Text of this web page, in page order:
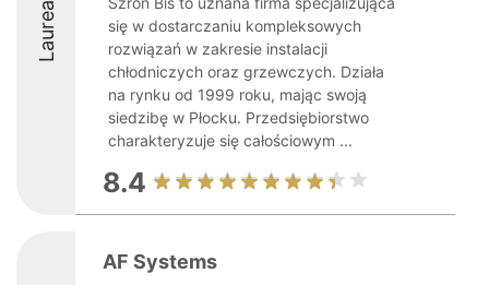
Laureaci
się w dostarczaniu kompleksowych
rozwiązań w zakresie instalacji
chłodniczych oraz grzewczych. Działa
na rynku od 1999 roku, mając swoją
siedzibę w Płocku. Przedsiębiorstwo
charakteryzuje się całościowym ...
8.4
AF Systems